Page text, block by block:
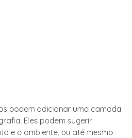
podem adicionar uma camada
Eles podem sugerir
e o ambiente, ou até mesmo